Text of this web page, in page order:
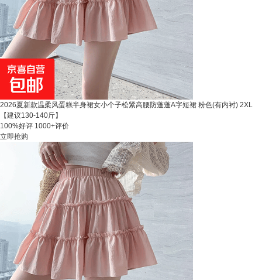
2026夏新款温柔风蛋糕半身裙女小个子松紧高腰防蓬蓬A字短裙 粉色(有内衬) 2XL
【建议130-140斤】
100%好评 1000+评价
立即抢购